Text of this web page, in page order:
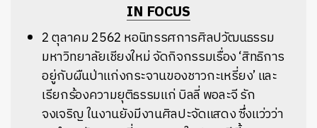
IN FOCUS
2 ตุลาคม 2562 หอนิทรรศการศิลปวัฒนธรรม
มหาวิทยาลัยเชียงใหม่ จัดกิจกรรมเรื่อง ‘สิทธิการ
อยู่กับผืนป่าแก่งกระจานของชาวกะเหรี่ยง’ และ
เรียกร้องความยุติธรรมแก่ บิลลี่ พอละจี รัก
จงเจริญ ในงานยังมีงานศิลปะจัดแสดง ซึ่งแว่วว่า